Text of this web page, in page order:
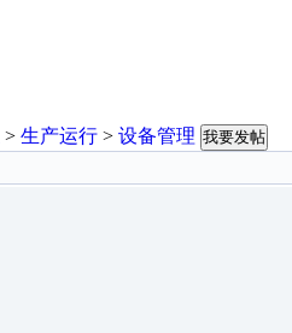
> 生产运行 > 设备管理 我要发帖